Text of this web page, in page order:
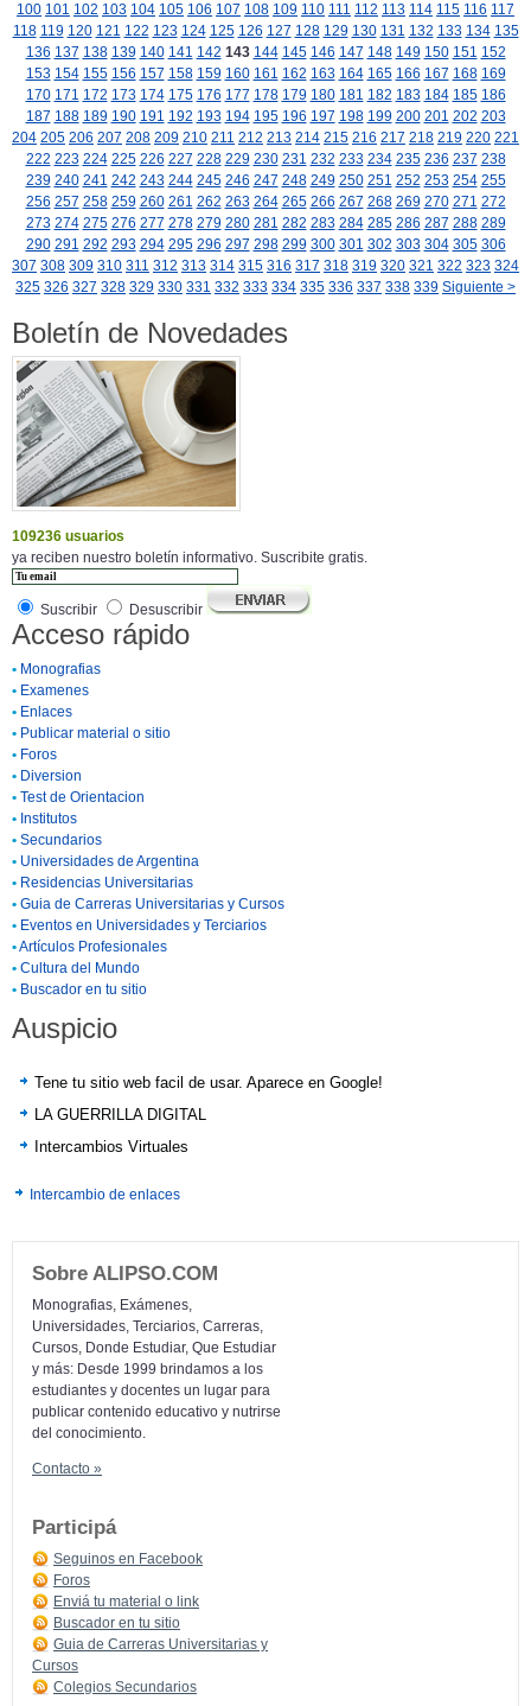
100 101 102 103 104 105 106 107 108 109 110 111 112 113 114 115 116 117
118 119 120 121 122 123 124 125 126 127 128 129 130 131 132 133 134 135
136 137 138 139 140 141 142 143 144 145 146 147 148 149 150 151 152
153 154 155 156 157 158 159 160 161 162 163 164 165 166 167 168 169
170 171 172 173 174 175 176 177 178 179 180 181 182 183 184 185 186
187 188 189 190 191 192 193 194 195 196 197 198 199 200 201 202 203
204 205 206 207 208 209 210 211 212 213 214 215 216 217 218 219 220 221
222 223 224 225 226 227 228 229 230 231 232 233 234 235 236 237 238
239 240 241 242 243 244 245 246 247 248 249 250 251 252 253 254 255
256 257 258 259 260 261 262 263 264 265 266 267 268 269 270 271 272
273 274 275 276 277 278 279 280 281 282 283 284 285 286 287 288 289
290 291 292 293 294 295 296 297 298 299 300 301 302 303 304 305 306
307 308 309 310 311 312 313 314 315 316 317 318 319 320 321 322 323 324
325 326 327 328 329 330 331 332 333 334 335 336 337 338 339 Siguiente >
Boletín de Novedades
109236 usuarios
ya reciben nuestro boletín informativo. Suscribite gratis.
Suscribir Desuscribir
Acceso rápido
• Monografias
• Examenes
• Enlaces
• Publicar material o sitio
• Foros
• Diversion
• Test de Orientacion
• Institutos
• Secundarios
• Universidades de Argentina
• Residencias Universitarias
• Guia de Carreras Universitarias y Cursos
• Eventos en Universidades y Terciarios
•Artículos Profesionales
• Cultura del Mundo
• Buscador en tu sitio
Auspicio
Tene tu sitio web facil de usar. Aparece en Google!
LA GUERRILLA DIGITAL
Intercambios Virtuales
Intercambio de enlaces
Sobre ALIPSO.COM
Monografias, Exámenes,
Universidades, Terciarios, Carreras,
Cursos, Donde Estudiar, Que Estudiar
y más: Desde 1999 brindamos a los
estudiantes y docentes un lugar para
publicar contenido educativo y nutrirse
del conocimiento.
Contacto »
Participá
Seguinos en Facebook
Foros
Enviá tu material o link
Buscador en tu sitio
Guia de Carreras Universitarias y
Cursos
Colegios Secundarios